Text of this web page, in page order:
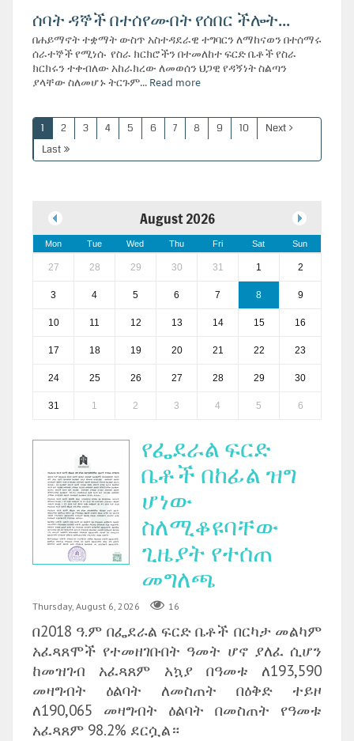
ሰባት ዳኞች በተሰየሙበት የሰበር ችሎት...
በሐይማኖት ተቋማት ውስጥ አስተዳደራዊ ተግባርን ለማከናወን በተሰማሩ
ሰራተኞች የሚነሱ የስራ ክርክሮችን በተመለከተ ፍርድ ቤቶች የስራ
ክርክሩን ተቀብለው አከራክረው ለመወሰን ህጋዊ የዳኝነት ስልጣን
ያላቸው ስለመሆኑ ትርጉም... Read more
1 2 3 4 5 6 7 8 9 10
Next
Last
August 2026
Mon Tue Wed Thu Fri Sat Sun
27 28 29 30 31 1 2
3 4 5 6 7 8 9
10 11 12 13 14 15 16
17 18 19 20 21 22 23
24 25 26 27 28 29 30
31 1 2 3 4 5 6
የፌደራል ፍርድ
ቤቶች በከፊል ዝግ
ሆነው
ስለሚቆዩባቸው
ጊዜያት የተሰጠ
መግለጫ
Thursday, August 6, 2026 16
በ2018 ዓ.ም በፌደራል ፍርድ ቤቶች በርካታ መልካም
አፈጻጸሞች የተመዘገቡበት ዓመት ሆኖ ያለፈ ሲሆን
ከመዝገብ አፈጻጸም አኳያ በዓመቱ ለ193,590
መዛግብት ዕልባት ለመስጠት በዕቅድ ተይዞ
ለ190,065 መዛግብት ዕልባት በመስጠት የዓመቱ
አፈጻጸም 98.2% ደርሷል።